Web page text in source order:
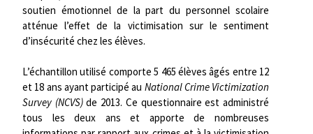
soutien émotionnel de la part du personnel scolaire
atténue l’effet de la victimisation sur le sentiment
d’insécurité chez les élèves.
L’échantillon utilisé comporte 5 465 élèves âgés entre 12
et 18 ans ayant participé au National Crime Victimization
Survey (NCVS)de 2013. Ce questionnaire est administré
tous les deux ans et apporte de nombreuses